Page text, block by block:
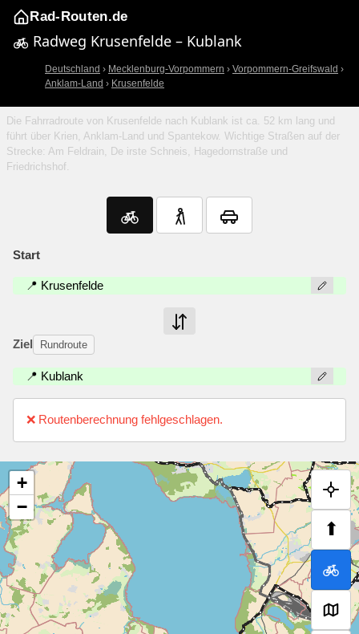
Rad-Routen.de
Radweg Krusenfelde – Kublank
Deutschland › Mecklenburg-Vorpommern › Vorpommern-Greifswald ›
Anklam-Land › Krusenfelde
Die Fahrradroute von Krusenfelde nach Kublank ist ca. 52 km lang und
führt über Krien, Anklam-Land und Spantekow. Wichtige Straßen auf der
Strecke: Am Feldrain, De irste Schneis, Hagedornstraße und
Friedrichshof.
Start
📍 Krusenfelde
Ziel Rundroute
📍 Kublank
❌ Routenberechnung fehlgeschlagen.
⬆
+
−